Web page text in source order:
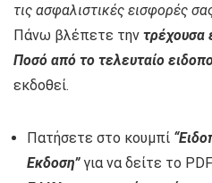
τις ασφαλιστικές εισφορές
Πάνω βλέπετε την τρέχουσα
Ποσό από το τελευταίο
εκδοθεί.
Πατήσετε στο κουμπί
Εκδοση”για να δείτε το